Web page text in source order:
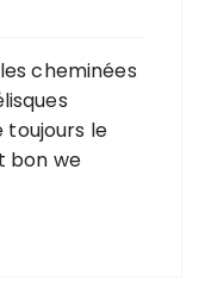
cheminées
toujours le
bon we